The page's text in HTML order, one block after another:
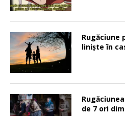
Rugăciune
linişte în
de 7 ori